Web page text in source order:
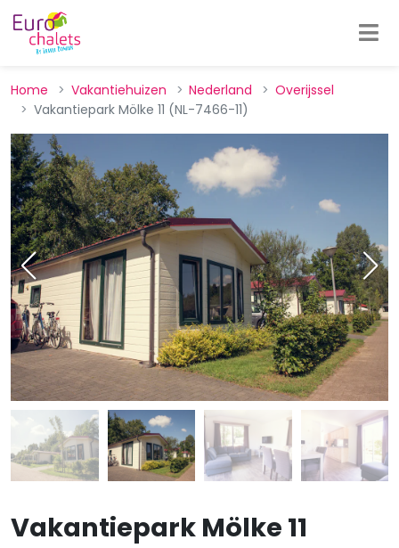
Home Vakantiehuizen Nederland
Overijssel
Vakantiepark Mölke 11 (NL-7466-11)
Vakantiepark Mölke 11